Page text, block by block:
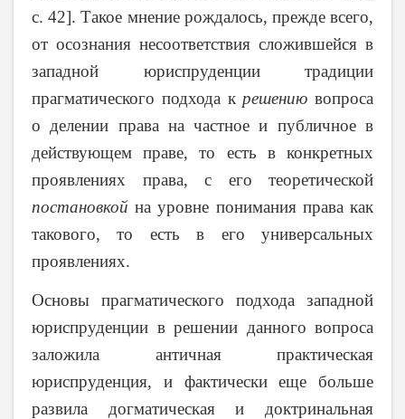
с. 42]. Такое мнение рождалось, прежде всего,
от осознания несоответствия сложившейся в
западной юриспруденции традиции
прагматического подхода к решению вопроса
о делении права на частное и публичное в
действующем праве, то есть в конкретных
проявлениях права, с его теоретической
постановкой на уровне понимания права как
такового, то есть в его универсальных
проявлениях.
Основы прагматического подхода западной
юриспруденции в решении данного вопроса
заложила античная практическая
юриспруденция, и фактически еще больше
развила догматическая и доктринальная